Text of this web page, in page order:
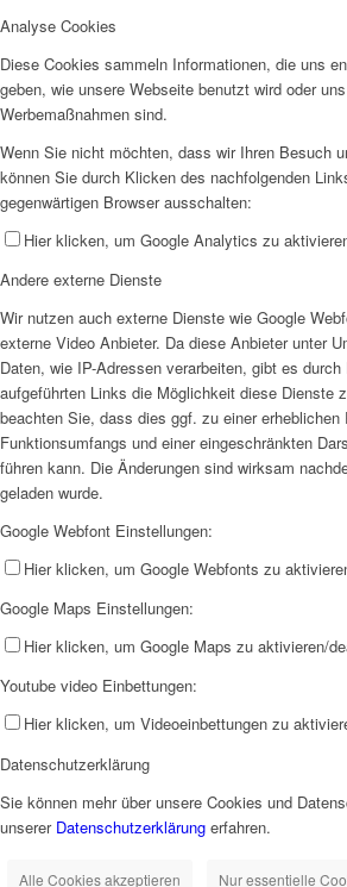
Analyse Cookies
Diese Cookies sammeln Informationen, die uns
geben, wie unsere Webseite benutzt wird oder
Werbemaßnahmen sind.
Wenn Sie nicht möchten, dass wir Ihren Besuch
können Sie durch Klicken des nachfolgenden
gegenwärtigen Browser ausschalten:
Hier klicken, um Google Analytics zu
Andere externe Dienste
Wir nutzen auch externe Dienste wie Google
externe Video Anbieter. Da diese Anbieter unter
Daten, wie IP-Adressen verarbeiten, gibt es
aufgeführten Links die Möglichkeit diese Dienste
beachten Sie, dass dies ggf. zu einer erheblichen
Funktionsumfangs und einer eingeschränkten
führen kann. Die Änderungen sind wirksam
geladen wurde.
Google Webfont Einstellungen:
Hier klicken, um Google Webfonts zu
Google Maps Einstellungen:
Hier klicken, um Google Maps zu aktivieren/
Youtube video Einbettungen:
Hier klicken, um Videoeinbettungen zu
Datenschutzerklärung
Sie können mehr über unsere Cookies und
unserer Datenschutzerklärung erfahren.
Alle Cookies akzeptieren Nur essentielle